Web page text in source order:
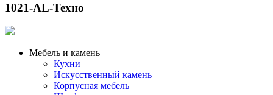
1021-AL-Техно
Мебель и камень
Кухни
Искусственный камень
Корпусная мебель